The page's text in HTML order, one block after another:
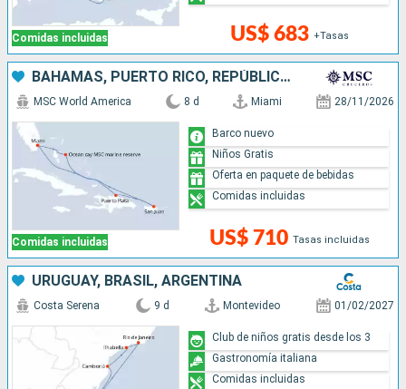
Comidas incluidas US$ 683 +Tasas
BAHAMAS, PUERTO RICO, REPÚBLICA DOMINICANA, ESTADOS UNIDOS
Comidas incluidas
MSC World America 8 d Miami 28/11/2026
US$ 710 Tasas incluidas
Barco nuevo
Niños Gratis
Oferta en paquete de bebidas
Comidas incluidas
URUGUAY, BRASIL, ARGENTINA
Costa Serena 9 d Montevideo 01/02/2027
Club de niños gratis desde los 3
Gastronomía italiana
Comidas incluidas